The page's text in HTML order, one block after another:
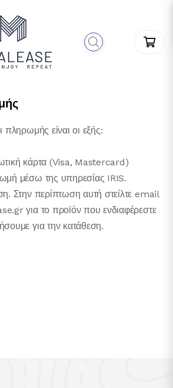
πληρωμής είναι οι εξής:
κάρτα (Visa, Mastercard)
μέσω της υπηρεσίας IRIS.
Στην περίπτωση αυτή στείλτε email
για το προϊόν που ενδιαφέρεστε
για την κατάθεση.